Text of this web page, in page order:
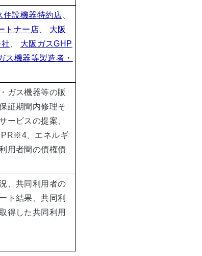
住設機器特約店
トナー店
大阪
大阪ガスGHP
ス機器等製造者・
ガス機器等の販
証期間内修理そ
ービスの提案、
※4 、エネルギ
用者間の債権債
、共同利用者の
ト結果、共同利
得した共同利用